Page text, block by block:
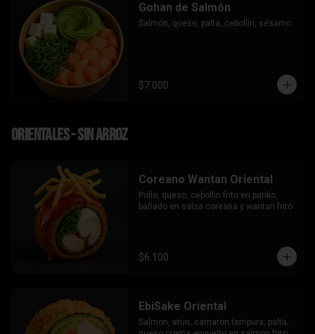
Gohan de Salmón
Salmón, queso, palta, cebollín, sésamo.
$7.000
Orientales - sin arroz
Coreano Wantan Oriental
Pollo, queso, cebollin frito en panko,
bañado en salsa coreana y wantan frito
$6.100
EbiSake Oriental
Salmon, atun, camaron tempura, palta,